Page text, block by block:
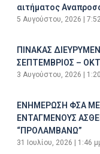
αιτήματος
5 Αυγούστου, 2026
ΠΙΝΑΚΑΣ
ΣΕΠΤΕΜΒΡΙΟΣ –
3 Αυγούστου, 2026
ΕΝΗΜΕΡΩΣΗ ΦΣΑ ΜΕ
ΕΝΤΑΓΜΕΝΟΥΣ
“ΠΡΟΛΑΜΒΑΝΩ”
31 Ιουλίου, 2026 1:46